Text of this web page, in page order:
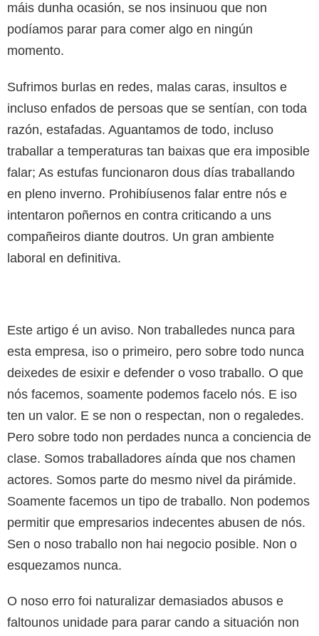
máis dunha ocasión, se nos insinuou que non
podíamos parar para comer algo en ningún
momento.
Sufrimos burlas en redes, malas caras, insultos e
incluso enfados de persoas que se sentían, con toda
razón, estafadas. Aguantamos de todo, incluso
traballar a temperaturas tan baixas que era imposible
falar; As estufas funcionaron dous días traballando
en pleno inverno. Prohibíusenos falar entre nós e
intentaron poñernos en contra criticando a uns
compañeiros diante doutros. Un gran ambiente
laboral en definitiva.
Este artigo é un aviso. Non traballedes nunca para
esta empresa, iso o primeiro, pero sobre todo nunca
deixedes de esixir e defender o voso traballo. O que
nós facemos, soamente podemos facelo nós. E iso
ten un valor. E se non o respectan, non o regaledes.
Pero sobre todo non perdades nunca a conciencia de
clase. Somos traballadores aínda que nos chamen
actores. Somos parte do mesmo nivel da pirámide.
Soamente facemos un tipo de traballo. Non podemos
permitir que empresarios indecentes abusen de nós.
Sen o noso traballo non hai negocio posible. Non o
esquezamos nunca.
O noso erro foi naturalizar demasiados abusos e
faltounos unidade para parar cando a situación non